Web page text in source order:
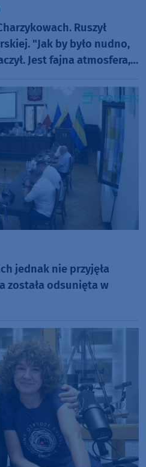
Ruszył
"Jak by było nudno,
Jest fajna atmosfera,
jednak nie przyjęła
została odsunięta w